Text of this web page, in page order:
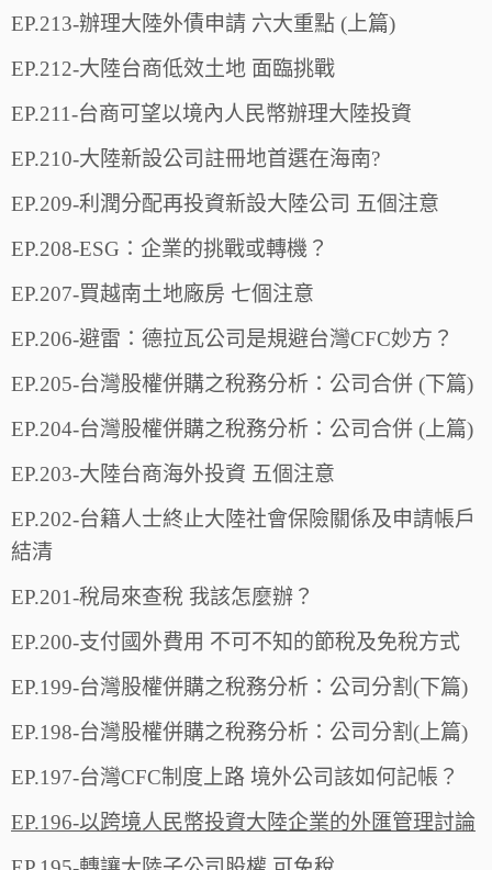
EP.213-辦理大陸外債申請 六大重點 (上篇)
EP.212-大陸台商低效土地 面臨挑戰
EP.211-台商可望以境內人民幣辦理大陸投資
EP.210-大陸新設公司註冊地首選在海南?
EP.209-利潤分配再投資新設大陸公司 五個注意
EP.208-ESG：企業的挑戰或轉機？
EP.207-買越南土地廠房 七個注意
EP.206-避雷：德拉瓦公司是規避台灣CFC妙方？
EP.205-台灣股權併購之稅務分析：公司合併 (下篇)
EP.204-台灣股權併購之稅務分析：公司合併 (上篇)
EP.203-大陸台商海外投資 五個注意
EP.202-台籍人士終止大陸社會保險關係及申請帳戶
結清
EP.201-稅局來查稅 我該怎麼辦？
EP.200-支付國外費用 不可不知的節稅及免稅方式
EP.199-台灣股權併購之稅務分析：公司分割(下篇)
EP.198-台灣股權併購之稅務分析：公司分割(上篇)
EP.197-台灣CFC制度上路 境外公司該如何記帳？
EP.196-以跨境人民幣投資大陸企業的外匯管理討論